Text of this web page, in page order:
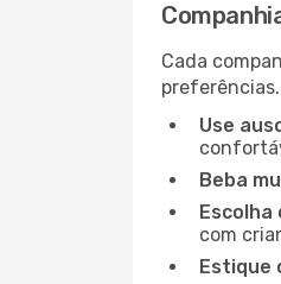
Cada
Use
Beba
Escolha
com
Estique